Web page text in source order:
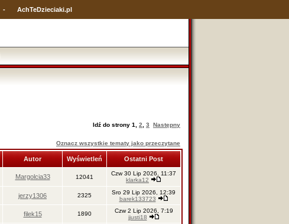
- AchTeDzieciaki.pl
Idź do strony 1 2 3 Następny
Oznacz wszystkie tematy jako przeczytane
Autor Wyświetleń Ostatni Post
Margolcia33 12041
Czw 30 Lip 2026, 11:37
klarka12
jerzy1306 2325
Sro 29 Lip 2026, 12:39
barek133723
filek15 1890
Czw 2 Lip 2026, 7:19
jjusti18